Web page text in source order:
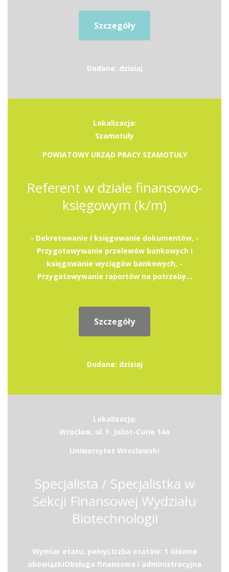
Szczegóły
Dodane: dzisiaj
Lokalizacja:
Szamotuły
POWIATOWY URZĄD PRACY SZAMOTUŁY
Referent w dziale finansowo-
księgowym (k/m)
- Dekretowanie i księgowanie dokumentów, -
Przygotowywanie przelewów bankowych i
księgowanie wyciągów bankowych, -
Przygotowywanie raportów na potrzeby...
Szczegóły
Dodane: dzisiaj
Lokalizacja:
Wrocław, ul. F. Joliot-Curie 14a
Uniwersytet Wrocławski
Specjalista / Specjalistka w
Sekcji Finansowej Wydziału
Biotechnologii
Wymiar etatu: pełnyLiczba etatów: 1 Główne
obowiązkiObsługa finansowa i administracyjna